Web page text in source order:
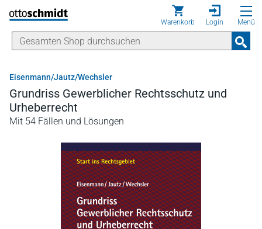
Direkt zum Inhalt
Warenkorb Login Menü
Eisenmann/Jautz/Wechsler
Grundriss Gewerblicher Rechtsschutz und
Urheberrecht
Mit 54 Fällen und Lösungen